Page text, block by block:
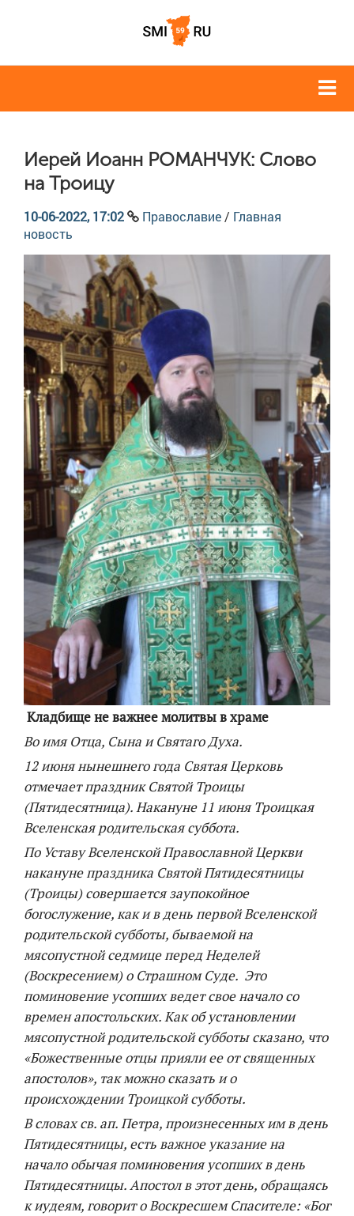
Иерей Иоанн РОМАНЧУК: Слово
на Троицу
10-06-2022, 17:02 Православие / Главная
новость
Кладбище не важнее молитвы в храме
Во имя Отца, Сына и Святаго Духа.
12 июня нынешнего года Святая Церковь
отмечает праздник Святой Троицы
(Пятидесятница). Накануне 11 июня Троицкая
Вселенская родительская суббота.
По Уставу Вселенской Православной Церкви
накануне праздника Святой Пятидесятницы
(Троицы) совершается заупокойное
богослужение, как и в день первой Вселенской
родительской субботы, бываемой на
мясопустной седмице перед Неделей
(Воскресением) о Страшном Суде. Это
поминовение усопших ведет свое начало со
времен апостольских. Как об установлении
мясопустной родительской субботы сказано, что
«Божественные отцы прияли ее от священных
апостолов», так можно сказать и о
происхождении Троицкой субботы.
В словах св. ап. Петра, произнесенных им в день
Пятидесятницы, есть важное указание на
начало обычая поминовения усопших в день
Пятидесятницы. Апостол в этот день, обращаясь
к иудеям, говорит о Воскресшем Спасителе: «Бог